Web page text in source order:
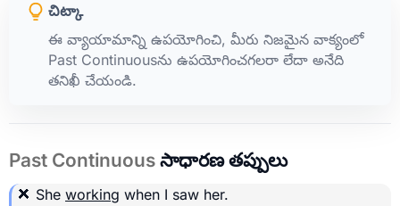
చిట్కా
ఈ వ్యాయామాన్ని ఉపయోగించి, మీరు నిజమైన వాక్యంలో
Past Continuous‌ను ఉపయోగించగలరా లేదా అనేది
తనిఖీ చేయండి.
Past Continuous సాధారణ తప్పులు
❌ She working when I saw her.